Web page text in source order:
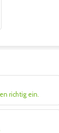
richtig ein.